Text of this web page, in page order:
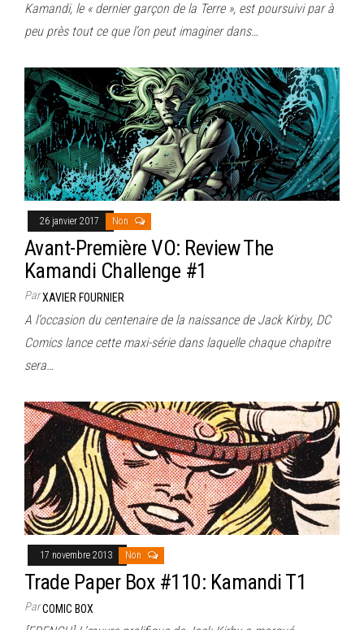
Kamandi, le « dernier garçon de la Terre », est poursuivi par à
peu près tout ce que l’on peut imaginer dans…
26 janvier 2017 Non
Avant-Première VO: Review The
Kamandi Challenge #1
ParXAVIER FOURNIER
A l’occasion du centenaire de la naissance de Jack Kirby, DC
Comics lance cette maxi-série dans laquelle chaque chapitre
sera…
17 novembre 2013 Non
Trade Paper Box #110: Kamandi T1
ParCOMIC BOX